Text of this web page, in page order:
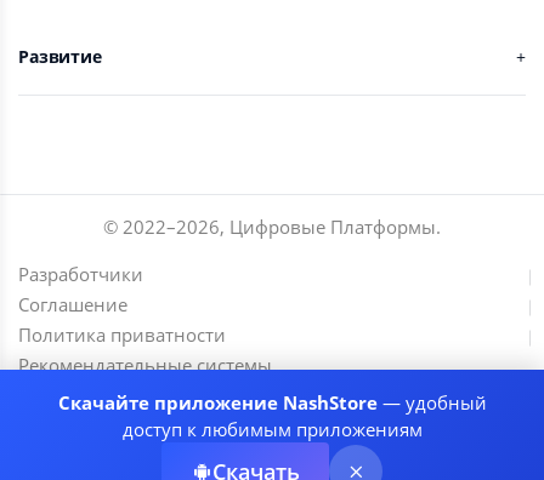
Развитие
© 2022–2026, Цифровые Платформы.
Разработчики
Соглашение
Политика приватности
Рекомендательные системы
Скачайте приложение NashStore— удобный
доступ к любимым приложениям
Скачать